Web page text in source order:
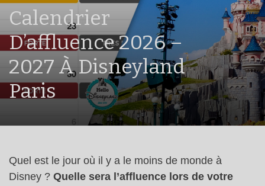
Calendrier
D’affluence 2026 –
2027 À Disneyland
Paris
Quel est le jour où il y a le moins de monde à
Disney ? Quelle sera l’affluence lors de votre